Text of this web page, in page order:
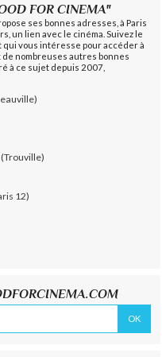
FOR CINEMA"
ses bonnes adresses, à Paris
un lien avec le cinéma. Suivez le
vous intéresse pour accéder à
nombreuses autres bonnes
à ce sujet depuis 2007,
12)